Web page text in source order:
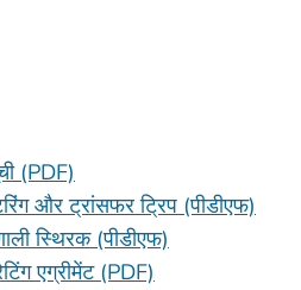
(PDF)
और ट्रांसफर ट्रिप (पीडीएफ)
स्थिरक (पीडीएफ)
एग्रीमेंट (PDF)